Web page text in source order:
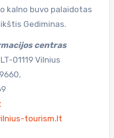
kalno buvo palaidotas
Gediminas.
centras
01119 Vilnius
tourism.lt